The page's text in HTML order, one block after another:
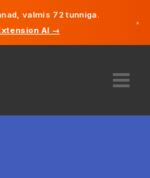
valmis 72 tunniga.
AI →
×